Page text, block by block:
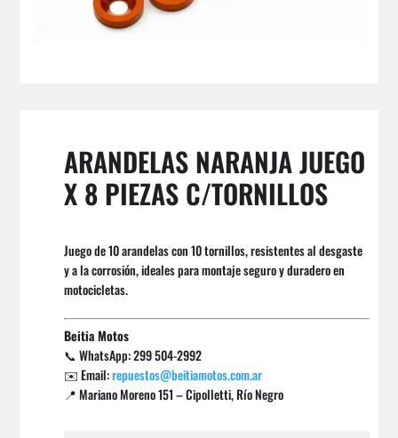
ARANDELAS NARANJA JUEGO
X 8 PIEZAS C/TORNILLOS
Juego de 10 arandelas con 10 tornillos, resistentes al desgaste
y a la corrosión, ideales para montaje seguro y duradero en
motocicletas.
Beitia Motos
📞 WhatsApp: 299 504-2992
✉️ Email:repuestos@beitiamotos.com.ar
📍 Mariano Moreno 151 – Cipolletti, Río Negro